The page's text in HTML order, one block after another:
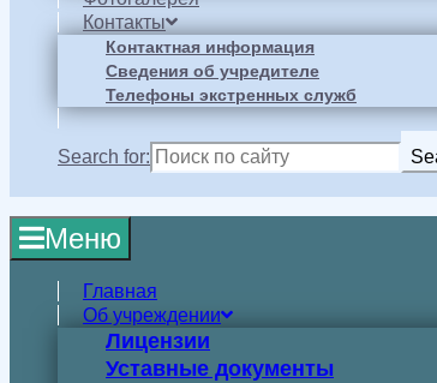
Контакты
Контактная информация
Сведения об учредителе
Телефоны экстренных служб
Search for:
Меню
Главная
Об учреждении
Лицензии
Уставные документы